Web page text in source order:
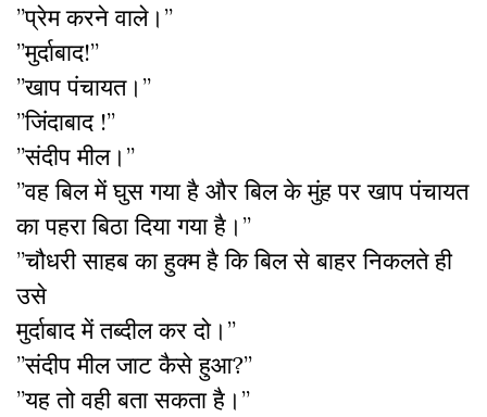
”प्रेम करने वाले।”
”मुर्दाबाद!”
”खाप पंचायत।”
”जिंदाबाद !”
”संदीप मील।”
”वह बिल में घुस गया है और बिल के मुंह पर खाप पंचायत
का पहरा बिठा दिया गया है।”
”चौधरी साहब का हुक्म है कि बिल से बाहर निकलते ही
उसे
मुर्दाबाद में तब्दील कर दो।”
”संदीप मील जाट कैसे हुआ?”
”यह तो वही बता सकता है।”